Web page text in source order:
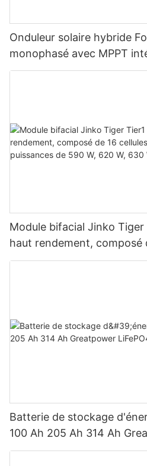
Onduleur solaire hybride
monophasé avec MPPT
du montage en parallèle
Module bifacial Jinko
haut rendement, composé
BB, pour des puissances
Batterie de stockage
100 Ah 205 Ah 314 Ah
Wh-5120 Wh IP65